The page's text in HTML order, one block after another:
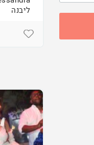
ליבנה